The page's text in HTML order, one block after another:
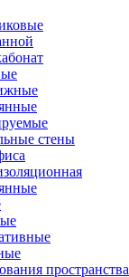
стены
пространства